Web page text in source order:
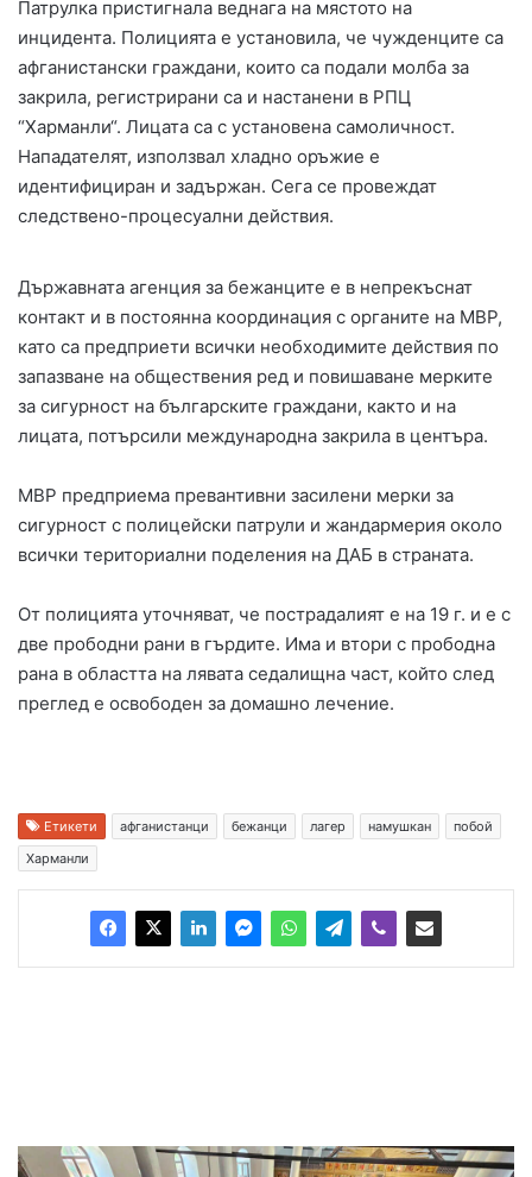
Патрулка пристигнала веднага на мястото на
инцидента. Полицията е установила, че чужденците са
афганистански граждани, които са подали молба за
закрила, регистрирани са и настанени в РПЦ
“Харманли“. Лицата са с установена самоличност.
Нападателят, използвал хладно оръжие е
идентифициран и задържан. Сега се провеждат
следствено-процесуални действия.
Държавната агенция за бежанците е в непрекъснат
контакт и в постоянна координация с органите на МВР,
като са предприети всички необходимите действия по
запазване на обществения ред и повишаване мерките
за сигурност на българските граждани, както и на
лицата, потърсили международна закрила в центъра.
МВР предприема превантивни засилени мерки за
сигурност с полицейски патрули и жандармерия около
всички териториални поделения на ДАБ в страната.
От полицията уточняват, че пострадалият е на 19 г. и е с
две прободни рани в гърдите. Има и втори с прободна
рана в областта на лявата седалищна част, който след
преглед е освободен за домашно лечение.
Етикети афганистанци бежанци лагер намушкан
побой
Харманли